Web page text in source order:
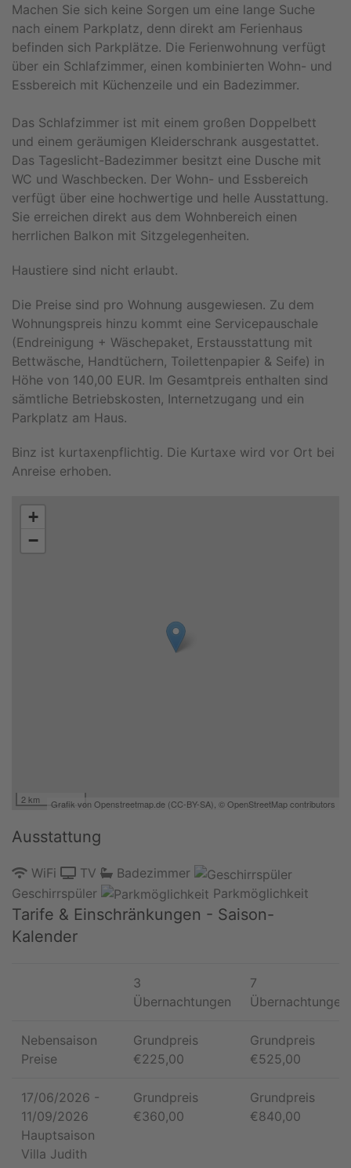
Machen Sie sich keine Sorgen um eine lange Suche
nach einem Parkplatz, denn direkt am Ferienhaus
befinden sich Parkplätze. Die Ferienwohnung verfügt
über ein Schlafzimmer, einen kombinierten Wohn- und
Essbereich mit Küchenzeile und ein Badezimmer.
Das Schlafzimmer ist mit einem großen Doppelbett
und einem geräumigen Kleiderschrank ausgestattet.
Das Tageslicht-Badezimmer besitzt eine Dusche mit
WC und Waschbecken. Der Wohn- und Essbereich
verfügt über eine hochwertige und helle Ausstattung.
Sie erreichen direkt aus dem Wohnbereich einen
herrlichen Balkon mit Sitzgelegenheiten.
Haustiere sind nicht erlaubt.
Die Preise sind pro Wohnung ausgewiesen. Zu dem
Wohnungspreis hinzu kommt eine Servicepauschale
(Endreinigung + Wäschepaket, Erstausstattung mit
Bettwäsche, Handtüchern, Toilettenpapier & Seife) in
Höhe von 140,00 EUR. Im Gesamtpreis enthalten sind
sämtliche Betriebskosten, Internetzugang und ein
Parkplatz am Haus.
Binz ist kurtaxenpflichtig. Die Kurtaxe wird vor Ort bei
Anreise erhoben.
+
−
2 km Grafik von Openstreetmap.de (CC-BY-SA), © OpenStreetMap contributors
Ausstattung
WiFi TV
Badezimmer
Geschirrspüler
Parkmöglichkeit
Tarife & Einschränkungen - Saison-
Kalender
3
Übernachtungen
7
Übernachtungen
Nebensaison
Preise
Grundpreis
€225,00
Grundpreis
€525,00
17/06/2026 -
11/09/2026
Hauptsaison
Villa Judith
Grundpreis
€360,00
Grundpreis
€840,00